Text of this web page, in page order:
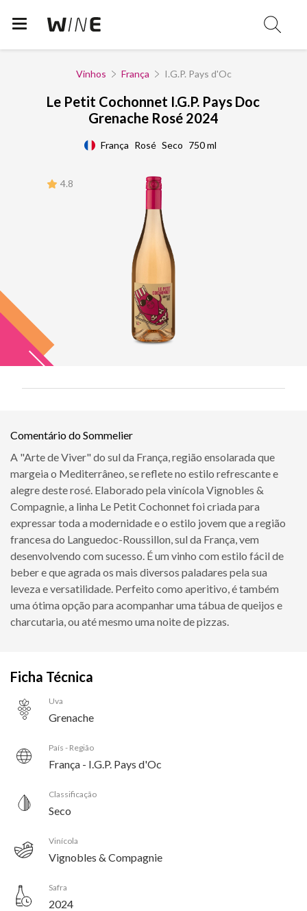
Vinhos França I.G.P. Pays d'Oc
Le Petit Cochonnet I.G.P. Pays Doc
Grenache Rosé 2024
França Rosé Seco 750 ml
4.8
Comentário do Sommelier
A "Arte de Viver" do sul da França, região ensolarada que
margeia o Mediterrâneo, se reflete no estilo refrescante e
alegre deste rosé. Elaborado pela vinícola Vignobles &
Compagnie, a linha Le Petit Cochonnet foi criada para
expressar toda a modernidade e o estilo jovem que a região
francesa do Languedoc-Roussillon, sul da França, vem
desenvolvendo com sucesso. É um vinho com estilo fácil de
beber e que agrada os mais diversos paladares pela sua
leveza e versatilidade. Perfeito como aperitivo, é também
uma ótima opção para acompanhar uma tábua de queijos e
charcutaria, ou até mesmo uma noite de pizzas.
Ficha Técnica
Uva
Grenache
País - Região
França - I.G.P. Pays d'Oc
Classificação
Seco
Vinícola
Vignobles & Compagnie
Safra
2024